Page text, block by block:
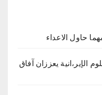
حاول الاعداء
الإير،انية يعززان آفاق